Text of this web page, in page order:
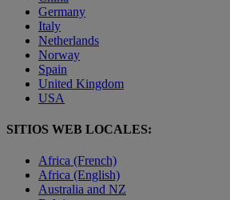
Germany
Italy
Netherlands
Norway
Spain
United Kingdom
USA
SITIOS WEB LOCALES:
Africa (French)
Africa (English)
Australia and NZ